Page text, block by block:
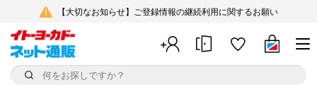
【大切なお知らせ】ご登録情報の継続利用に関するお願い